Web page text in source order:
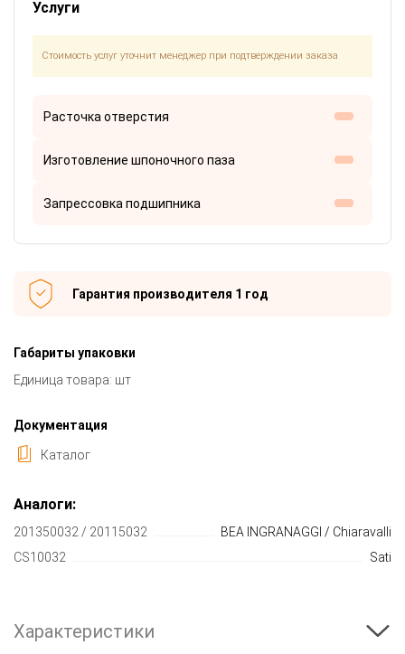
Услуги
Стоимость услуг уточнит менеджер при подтверждении заказа
Расточка отверстия
Изготовление шпоночного паза
Запрессовка подшипника
Гарантия производителя 1 год
Габариты упаковки
Единица товара: шт
Документация
Каталог
Аналоги:
201350032 / 20115032
BEA INGRANAGGI / Chiaravalli
CS10032
Sati
Характеристики